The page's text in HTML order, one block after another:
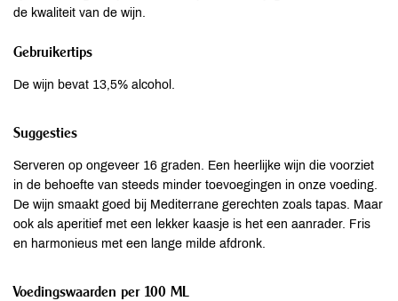
de kwaliteit van de wijn.
Gebruikertips
De wijn bevat 13,5% alcohol.
Suggesties
Serveren op ongeveer 16 graden. Een heerlijke wijn die voorziet
in de behoefte van steeds minder toevoegingen in onze voeding.
De wijn smaakt goed bij Mediterrane gerechten zoals tapas. Maar
ook als aperitief met een lekker kaasje is het een aanrader. Fris
en harmonieus met een lange milde afdronk.
Voedingswaarden per 100 ML